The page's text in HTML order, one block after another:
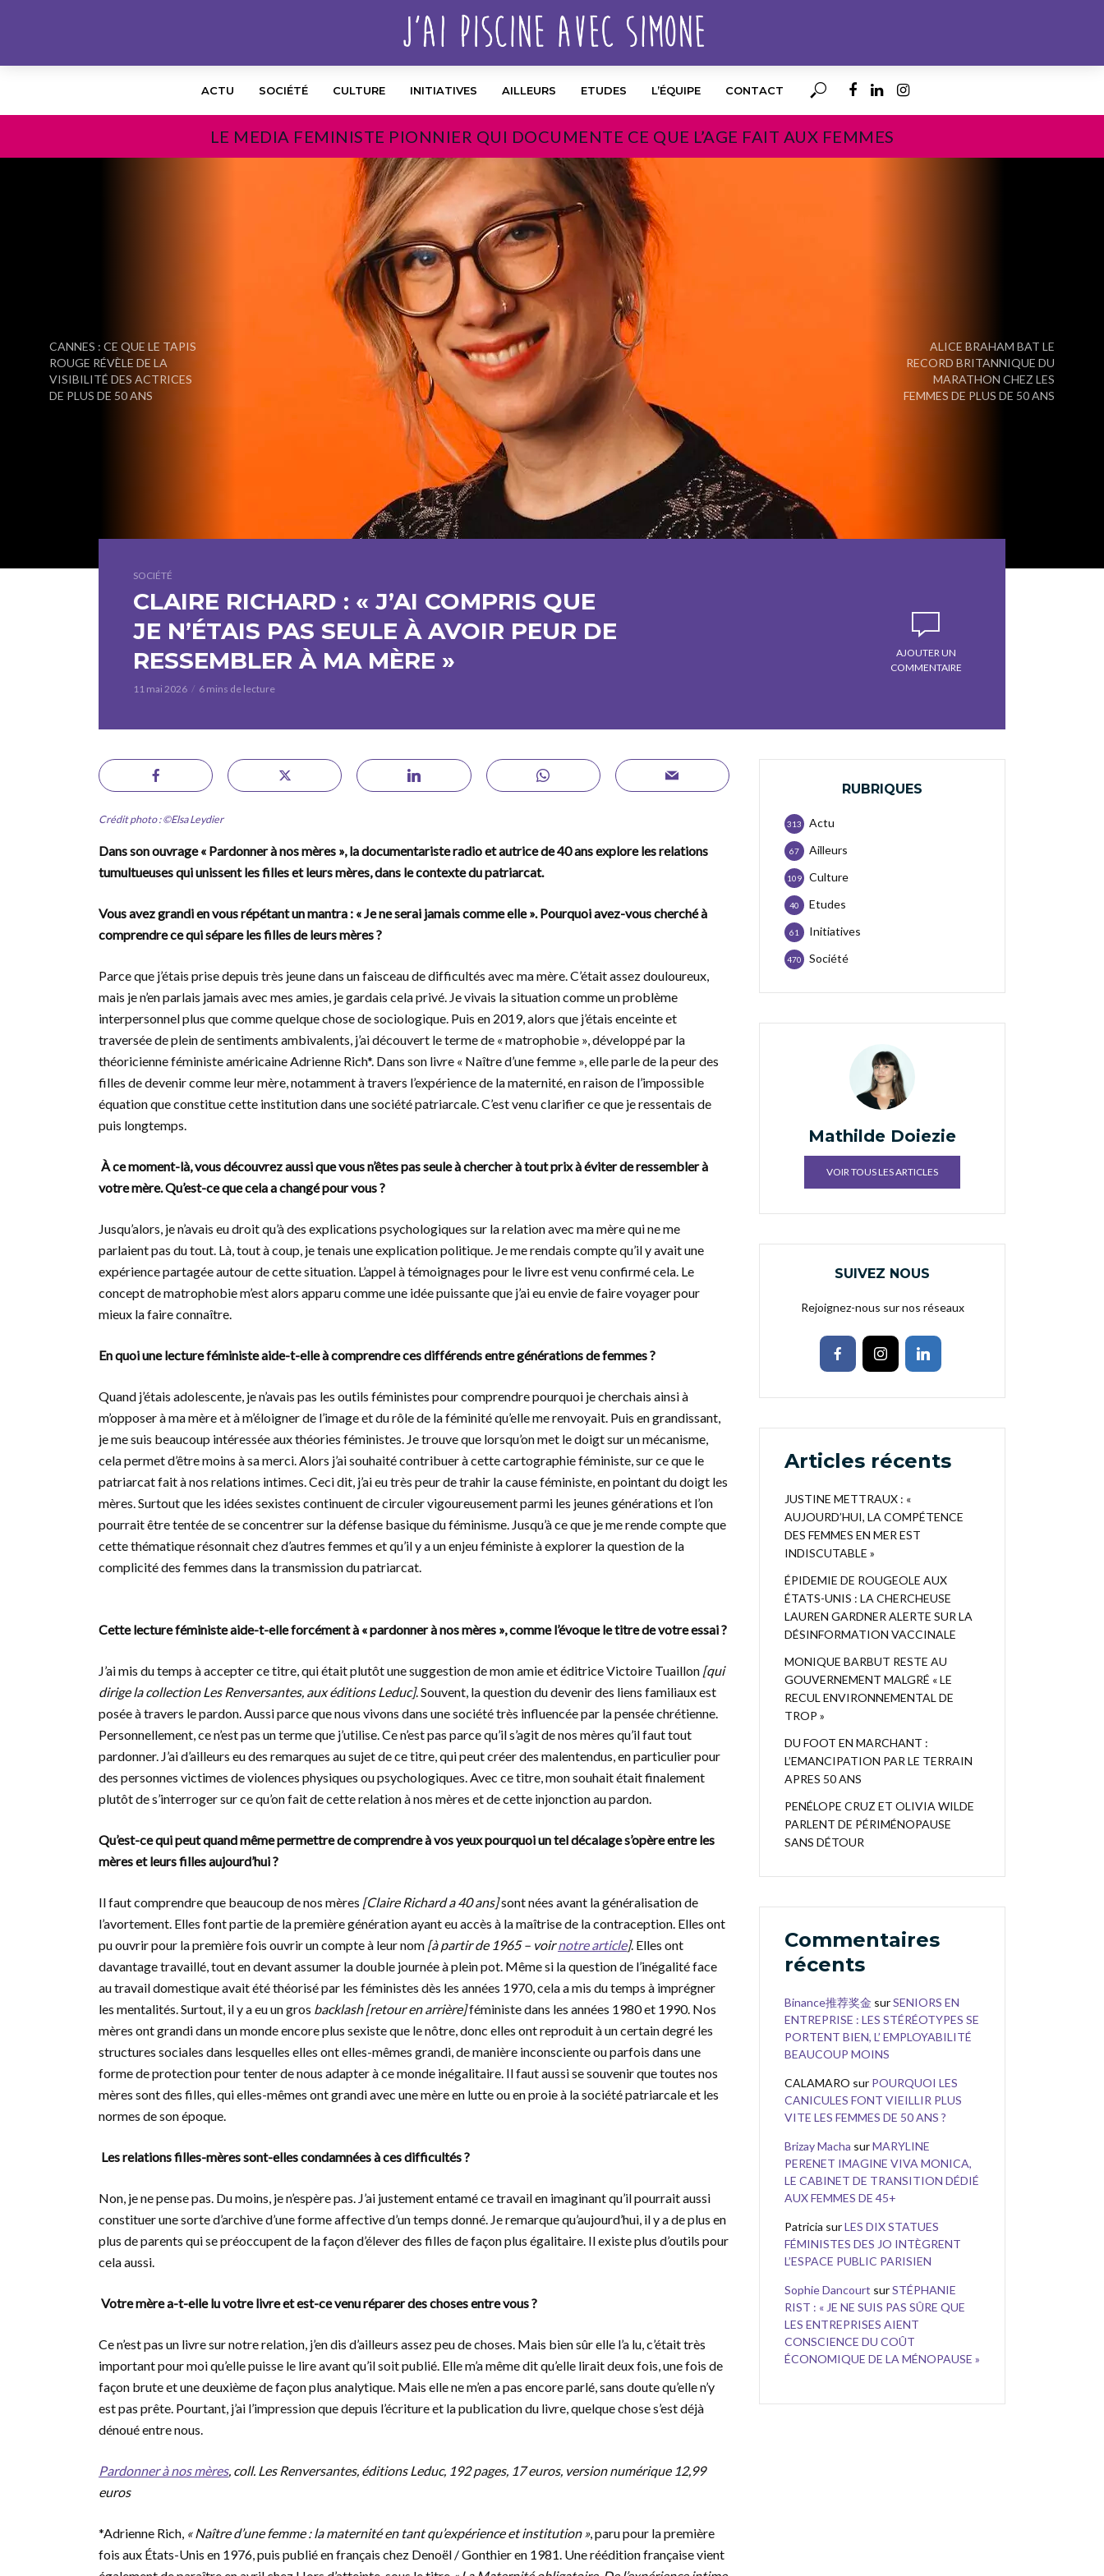
ACTU SOCIÉTÉ CULTURE INITIATIVES AILLEURS ETUDES L’ÉQUIPE CONTACT
LE MEDIA FEMINISTE PIONNIER QUI DOCUMENTE CE QUE L’AGE FAIT AUX FEMMES
CANNES : CE QUE LE TAPIS
ROUGE RÉVÈLE DE LA
VISIBILITÉ DES ACTRICES
DE PLUS DE 50 ANS
ALICE BRAHAM BAT LE
RECORD BRITANNIQUE DU
MARATHON CHEZ LES
FEMMES DE PLUS DE 50 ANS
SOCIÉTÉ
CLAIRE RICHARD : « J’AI COMPRIS QUE
JE N’ÉTAIS PAS SEULE À AVOIR PEUR DE
RESSEMBLER À MA MÈRE »
11 mai 2026 6 mins de lecture
AJOUTER UN
COMMENTAIRE
Crédit photo : ©Elsa Leydier
Dans son ouvrage « Pardonner à nos mères », la documentariste radio et autrice de 40 ans explore les relations
tumultueuses qui unissent les filles et leurs mères, dans le contexte du patriarcat.
Vous avez grandi en vous répétant un mantra : « Je ne serai jamais comme elle ». Pourquoi avez-vous cherché à
comprendre ce qui sépare les filles de leurs mères ?
Parce que j’étais prise depuis très jeune dans un faisceau de difficultés avec ma mère. C’était assez douloureux,
mais je n’en parlais jamais avec mes amies, je gardais cela privé. Je vivais la situation comme un problème
interpersonnel plus que comme quelque chose de sociologique. Puis en 2019, alors que j’étais enceinte et
traversée de plein de sentiments ambivalents, j’ai découvert le terme de « matrophobie », développé par la
théoricienne féministe américaine Adrienne Rich*. Dans son livre « Naître d’une femme », elle parle de la peur des
filles de devenir comme leur mère, notamment à travers l’expérience de la maternité, en raison de l’impossible
équation que constitue cette institution dans une société patriarcale. C’est venu clarifier ce que je ressentais de
puis longtemps.
À ce moment-là, vous découvrez aussi que vous n’êtes pas seule à chercher à tout prix à éviter de ressembler à
votre mère. Qu’est-ce que cela a changé pour vous ?
Jusqu’alors, je n’avais eu droit qu’à des explications psychologiques sur la relation avec ma mère qui ne me
parlaient pas du tout. Là, tout à coup, je tenais une explication politique. Je me rendais compte qu’il y avait une
expérience partagée autour de cette situation. L’appel à témoignages pour le livre est venu confirmé cela. Le
concept de matrophobie m’est alors apparu comme une idée puissante que j’ai eu envie de faire voyager pour
mieux la faire connaître.
En quoi une lecture féministe aide-t-elle à comprendre ces différends entre générations de femmes ?
Quand j’étais adolescente, je n’avais pas les outils féministes pour comprendre pourquoi je cherchais ainsi à
m’opposer à ma mère et à m’éloigner de l’image et du rôle de la féminité qu’elle me renvoyait. Puis en grandissant,
je me suis beaucoup intéressée aux théories féministes. Je trouve que lorsqu’on met le doigt sur un mécanisme,
cela permet d’être moins à sa merci. Alors j’ai souhaité contribuer à cette cartographie féministe, sur ce que le
patriarcat fait à nos relations intimes. Ceci dit, j’ai eu très peur de trahir la cause féministe, en pointant du doigt les
mères. Surtout que les idées sexistes continuent de circuler vigoureusement parmi les jeunes générations et l’on
pourrait être tentée de se concentrer sur la défense basique du féminisme. Jusqu’à ce que je me rende compte que
cette thématique résonnait chez d’autres femmes et qu’il y a un enjeu féministe à explorer la question de la
complicité des femmes dans la transmission du patriarcat.
Cette lecture féministe aide-t-elle forcément à « pardonner à nos mères », comme l’évoque le titre de votre essai ?
J’ai mis du temps à accepter ce titre, qui était plutôt une suggestion de mon amie et éditrice Victoire Tuaillon [qui
dirige la collection Les Renversantes, aux éditions Leduc]. Souvent, la question du devenir des liens familiaux est
posée à travers le pardon. Aussi parce que nous vivons dans une société très influencée par la pensée chrétienne.
Personnellement, ce n’est pas un terme que j’utilise. Ce n’est pas parce qu’il s’agit de nos mères qu’il faut tout
pardonner. J’ai d’ailleurs eu des remarques au sujet de ce titre, qui peut créer des malentendus, en particulier pour
des personnes victimes de violences physiques ou psychologiques. Avec ce titre, mon souhait était finalement
plutôt de s’interroger sur ce qu’on fait de cette relation à nos mères et de cette injonction au pardon.
Qu’est-ce qui peut quand même permettre de comprendre à vos yeux pourquoi un tel décalage s’opère entre les
mères et leurs filles aujourd’hui ?
Il faut comprendre que beaucoup de nos mères [Claire Richard a 40 ans]sont nées avant la généralisation de
l’avortement. Elles font partie de la première génération ayant eu accès à la maîtrise de la contraception. Elles ont
pu ouvrir pour la première fois ouvrir un compte à leur nom [à partir de 1965 – voirnotre article]. Elles ont
davantage travaillé, tout en devant assumer la double journée à plein pot. Même si la question de l’inégalité face
au travail domestique avait été théorisé par les féministes dès les années 1970, cela a mis du temps à imprégner
les mentalités. Surtout, il y a eu un gros backlash [retour en arrière]féministe dans les années 1980 et 1990. Nos
mères ont grandi dans un monde encore plus sexiste que le nôtre, donc elles ont reproduit à un certain degré les
structures sociales dans lesquelles elles ont elles-mêmes grandi, de manière inconsciente ou parfois dans une
forme de protection pour tenter de nous adapter à ce monde inégalitaire. Il faut aussi se souvenir que toutes nos
mères sont des filles, qui elles-mêmes ont grandi avec une mère en lutte ou en proie à la société patriarcale et les
normes de son époque.
Les relations filles-mères sont-elles condamnées à ces difficultés ?
Non, je ne pense pas. Du moins, je n’espère pas. J’ai justement entamé ce travail en imaginant qu’il pourrait aussi
constituer une sorte d’archive d’une forme affective d’un temps donné. Je remarque qu’aujourd’hui, il y a de plus en
plus de parents qui se préoccupent de la façon d’élever des filles de façon plus égalitaire. Il existe plus d’outils pour
cela aussi.
Votre mère a-t-elle lu votre livre et est-ce venu réparer des choses entre vous ?
Ce n’est pas un livre sur notre relation, j’en dis d’ailleurs assez peu de choses. Mais bien sûr elle l’a lu, c’était très
important pour moi qu’elle puisse le lire avant qu’il soit publié. Elle m’a même dit qu’elle lirait deux fois, une fois de
façon brute et une deuxième de façon plus analytique. Mais elle ne m’en a pas encore parlé, sans doute qu’elle n’y
est pas prête. Pourtant, j’ai l’impression que depuis l’écriture et la publication du livre, quelque chose s’est déjà
dénoué entre nous.
Pardonner à nos mères, coll. Les Renversantes, éditions Leduc, 192 pages, 17 euros, version numérique 12,99
euros
*Adrienne Rich, « Naître d’une femme : la maternité en tant qu’expérience et institution », paru pour la première
fois aux États-Unis en 1976, puis publié en français chez Denoël / Gonthier en 1981. Une réédition française vient
RUBRIQUES
Actu
313
Ailleurs
67
Culture
109
Etudes
40
Initiatives
61
Société
470
Mathilde Doiezie
VOIR TOUS LES ARTICLES
SUIVEZ NOUS
Rejoignez-nous sur nos réseaux
Articles récents
JUSTINE METTRAUX : «
AUJOURD’HUI, LA COMPÉTENCE
DES FEMMES EN MER EST
INDISCUTABLE »
ÉPIDEMIE DE ROUGEOLE AUX
ÉTATS-UNIS : LA CHERCHEUSE
LAUREN GARDNER ALERTE SUR LA
DÉSINFORMATION VACCINALE
MONIQUE BARBUT RESTE AU
GOUVERNEMENT MALGRÉ « LE
RECUL ENVIRONNEMENTAL DE
TROP »
DU FOOT EN MARCHANT :
L’EMANCIPATION PAR LE TERRAIN
APRES 50 ANS
PENÉLOPE CRUZ ET OLIVIA WILDE
PARLENT DE PÉRIMÉNOPAUSE
SANS DÉTOUR
Commentaires
récents
Binance推荐奖金 surSENIORS EN
ENTREPRISE : LES STÉRÉOTYPES SE
PORTENT BIEN, L’ EMPLOYABILITÉ
BEAUCOUP MOINS
CALAMARO sur POURQUOI LES
CANICULES FONT VIEILLIR PLUS
VITE LES FEMMES DE 50 ANS ?
Brizay Macha surMARYLINE
PERENET IMAGINE VIVA MONICA,
LE CABINET DE TRANSITION DÉDIÉ
AUX FEMMES DE 45+
Patricia surLES DIX STATUES
FÉMINISTES DES JO INTÈGRENT
L’ESPACE PUBLIC PARISIEN
Sophie Dancourt surSTÉPHANIE
RIST : « JE NE SUIS PAS SÛRE QUE
LES ENTREPRISES AIENT
CONSCIENCE DU COÛT
ÉCONOMIQUE DE LA MÉNOPAUSE »